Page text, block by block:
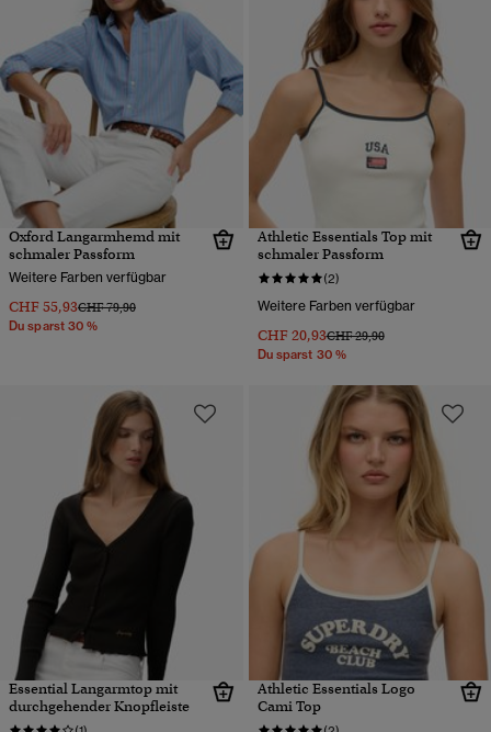
Oxford Langarmhemd mit
schmaler Passform
Weitere Farben verfügbar
CHF 55,93Preis wurde reduziert von
CHF 79,90bis
Du sparst 30 %
Athletic Essentials Top mit
schmaler Passform
(2)
Weitere Farben verfügbar
CHF 20,93Preis wurde reduziert von
CHF 29,90bis
Du sparst 30 %
Essential Langarmtop mit
durchgehender Knopfleiste
Athletic Essentials Logo
Cami Top